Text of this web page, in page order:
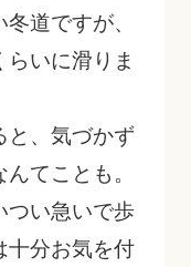
道ですが、
いに滑りま
と、気づかず
てことも。
つい急いで歩
十分お気を付